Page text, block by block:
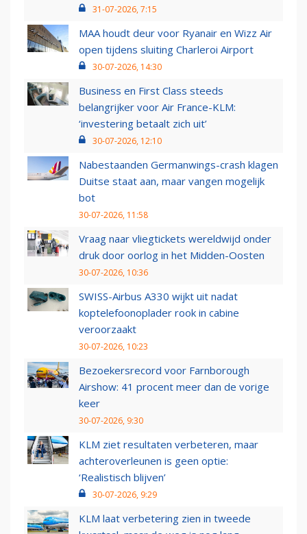
31-07-2026, 7:15
MAA houdt deur voor Ryanair en Wizz Air
open tijdens sluiting Charleroi Airport
30-07-2026, 14:30
Business en First Class steeds
belangrijker voor Air France-KLM:
‘investering betaalt zich uit’
30-07-2026, 12:10
Nabestaanden Germanwings-crash klagen
Duitse staat aan, maar vangen mogelijk
bot
30-07-2026, 11:58
Vraag naar vliegtickets wereldwijd onder
druk door oorlog in het Midden-Oosten
30-07-2026, 10:36
SWISS-Airbus A330 wijkt uit nadat
koptelefoonoplader rook in cabine
veroorzaakt
30-07-2026, 10:23
Bezoekersrecord voor Farnborough
Airshow: 41 procent meer dan de vorige
keer
30-07-2026, 9:30
KLM ziet resultaten verbeteren, maar
achteroverleunen is geen optie:
‘Realistisch blijven’
30-07-2026, 9:29
KLM laat verbetering zien in tweede